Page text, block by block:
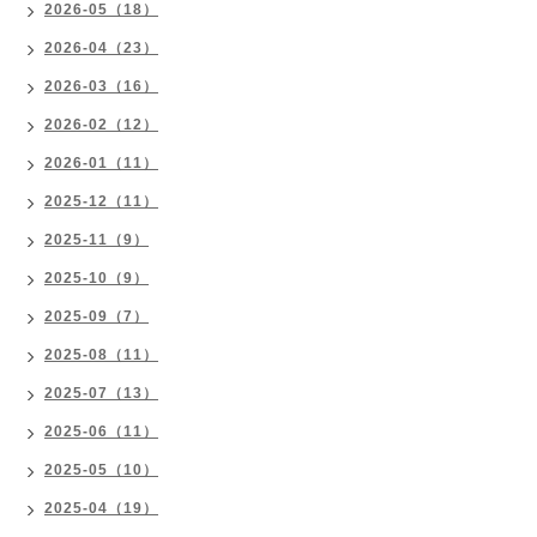
2026-05（18）
2026-04（23）
2026-03（16）
2026-02（12）
2026-01（11）
2025-12（11）
2025-11（9）
2025-10（9）
2025-09（7）
2025-08（11）
2025-07（13）
2025-06（11）
2025-05（10）
2025-04（19）